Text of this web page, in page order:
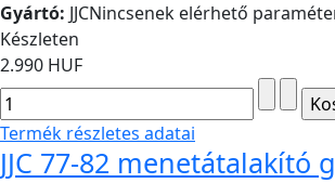
Gyártó: JJCNincsenek elérhető
Készleten
2.990 HUF
Termék részletes adatai
JJC 77-82 menetátalakító